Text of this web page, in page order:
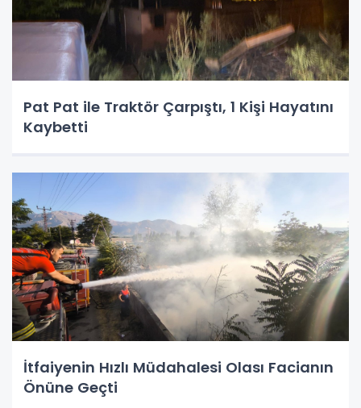
Pat Pat ile Traktör Çarpıştı, 1 Kişi Hayatını
Kaybetti
İtfaiyenin Hızlı Müdahalesi Olası Facianın
Önüne Geçti